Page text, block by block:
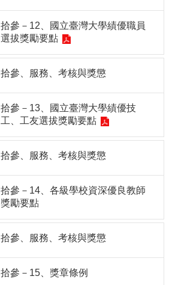
拾參－12、國立臺灣大學績優職員
選拔獎勵要點
拾參、服務、考核與獎懲
拾參－13、國立臺灣大學績優技
工、工友選拔獎勵要點
拾參、服務、考核與獎懲
拾參－14、各級學校資深優良教師
獎勵要點
拾參、服務、考核與獎懲
拾參－15、獎章條例